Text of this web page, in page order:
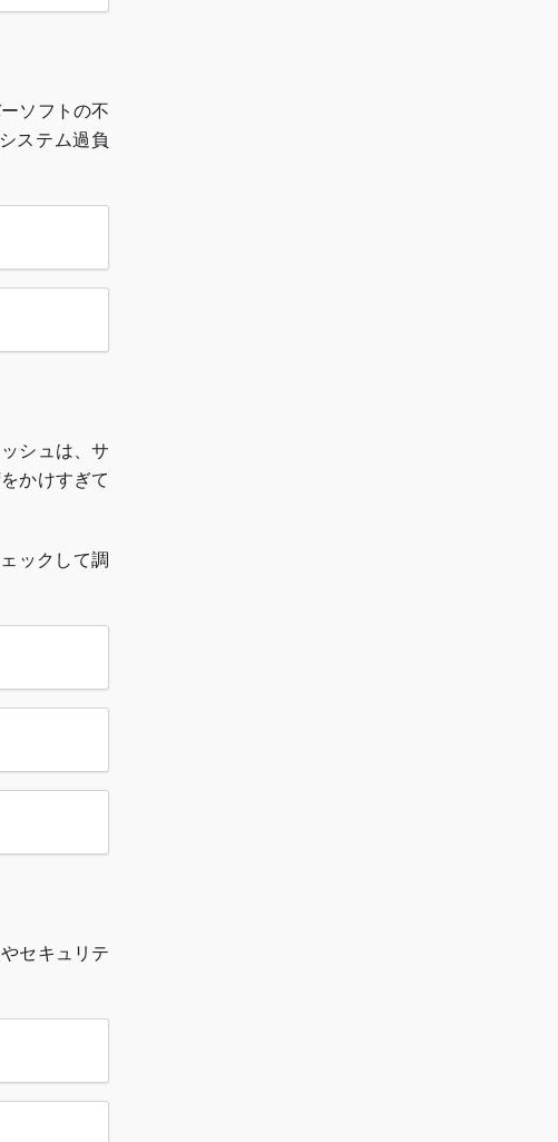
ソフトの不
ステム過負
シュは、サ
かけすぎて
ックして調
セキュリテ